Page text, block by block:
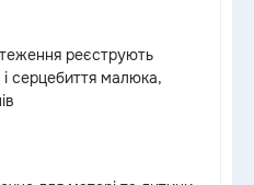
реєструють
серцебиття малюка,